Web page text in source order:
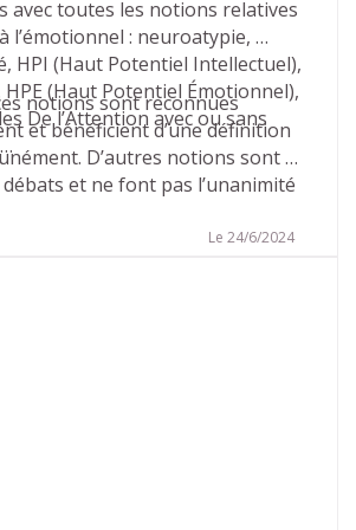
avec toutes les notions relatives
l’émotionnel : neuroatypie,
HPI (Haut Potentiel Intellectuel),
(Haut Potentiel Émotionnel),
De l’Attention avec ou sans
notions sont reconnues
et bénéficient d’une définition
D’autres notions sont
et ne font pas l’unanimité
Le 24/6/2024